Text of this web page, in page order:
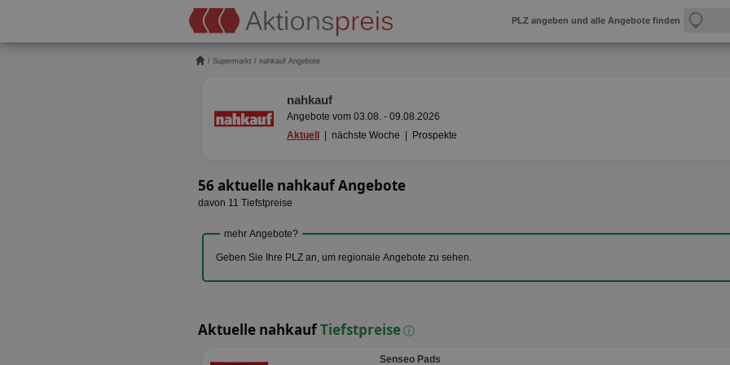
PLZ angeben und alle Angebote finden
/ Supermarkt / nahkauf Angebote
nahkauf
Angebote vom 03.08. - 09.08.2026
Aktuell
nächste Woche Prospekte
56 aktuelle nahkauf Angebote
davon 11 Tiefstpreise
mehr Angebote?
Geben Sie Ihre PLZ an, um regionale Angebote zu sehen.
Aktuelle nahkaufTiefstpreiseⓘ
Senseo Pads